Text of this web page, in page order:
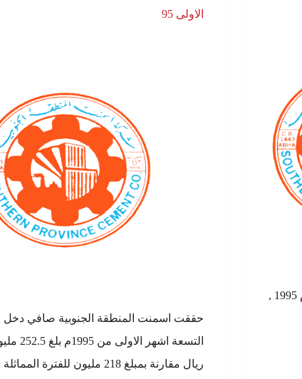
اسمنت الجنوبية تحقق 333 مليون ارباح عام 1995 ,
الاولى 95
حققت اسمنت المنطقة الجنوبية صافي
التسعة اشهر الاولى من
ريال مقارنة بمبلغ 218 مليون للفترة